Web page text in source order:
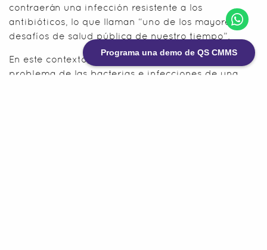
Programa una demo de QS CMMS
contraerán una infección resistente a los
antibióticos, lo que llaman “uno de los mayores
desafíos de salud pública de nuestro tiempo”.
En este contexto, ¿qué pasaría si miramos el
problema de las bacterias e infecciones de una